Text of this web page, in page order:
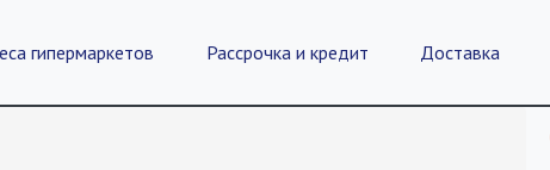
гипермаркетов Рассрочка и кредит Доставка